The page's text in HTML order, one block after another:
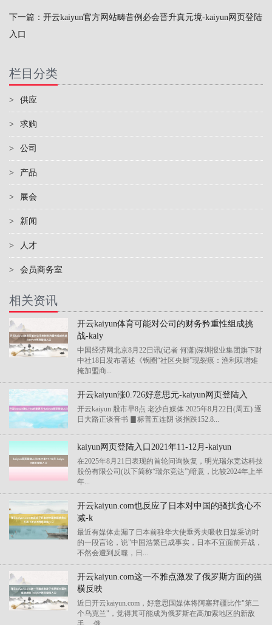
下一篇： 开云kaiyun官方网站畴昔例必会晋升真元境-kaiyun网页登陆
入口
栏目分类
> 供应
> 求购
> 公司
> 产品
> 展会
> 新闻
> 人才
> 会员商务室
相关资讯
开云kaiyun体育可能对公司的财务矜重性组成挑
战-kaiy
中国经济网北京8月22日讯(记者 何潇)深圳报业集团旗下财
中社18日发布著述《锅圈“社区央厨”现裂痕：渔利双增难
掩加盟商...
开云kaiyun涨0.726好意思元-kaiyun网页登陆入
开云kaiyun 股市早8点 老沙自媒体 2025年8月22日(周五) 逐
日大路正谈音书 ▊标普五连阴 谈指跌152.8...
kaiyun网页登陆入口2021年11-12月-kaiyun
在2025年8月21日表现的首轮问询恢复，明光瑞尔竞达科技
股份有限公司(以下简称“瑞尔竞达”)暗意，比较2024年上半
年...
开云kaiyun.com也反应了日本对中国的骚扰贪心不
减-k
最近有媒体走漏了日本前驻华大使垂秀夫吸收日媒采访时
的一段言论，说"中国浩繁已成事实，日本不宜面前开战，
不然会遭到反噬，日...
开云kaiyun.com这一不雅点激发了俄罗斯方面的强
横反映
近日开云kaiyun.com，好意思国媒体将阿塞拜疆比作"第二
个乌克兰"，觉得其可能成为俄罗斯在高加索地区的新敌